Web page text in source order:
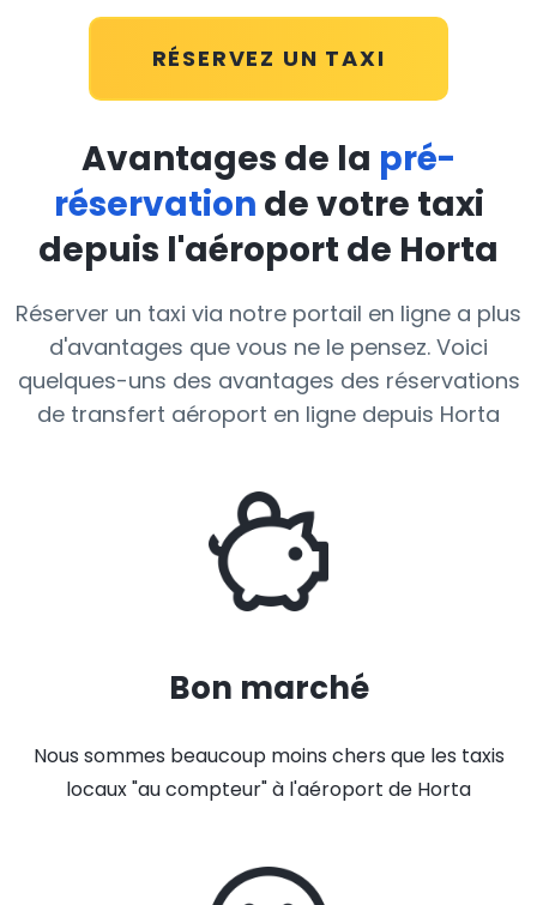
RÉSERVEZ UN TAXI
Avantages de la pré-
réservation de votre taxi
depuis l'aéroport de Horta
Réserver un taxi via notre portail en ligne a plus
d'avantages que vous ne le pensez. Voici
quelques-uns des avantages des réservations
de transfert aéroport en ligne depuis Horta
Bon marché
Nous sommes beaucoup moins chers que les taxis
locaux "au compteur" à l'aéroport de Horta